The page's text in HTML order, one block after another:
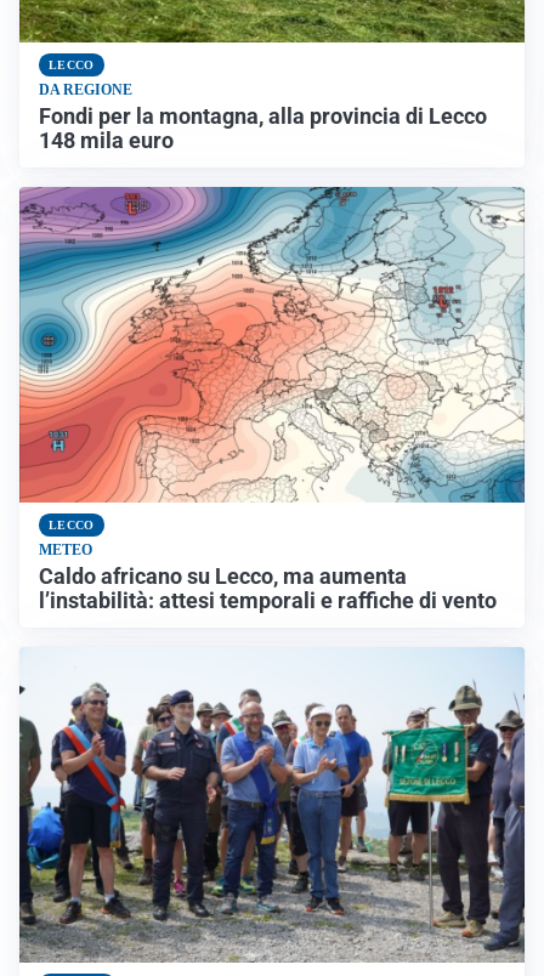
LECCO
DA REGIONE
Fondi per la montagna, alla provincia di Lecco
148 mila euro
LECCO
METEO
Caldo africano su Lecco, ma aumenta
l’instabilità: attesi temporali e raffiche di vento